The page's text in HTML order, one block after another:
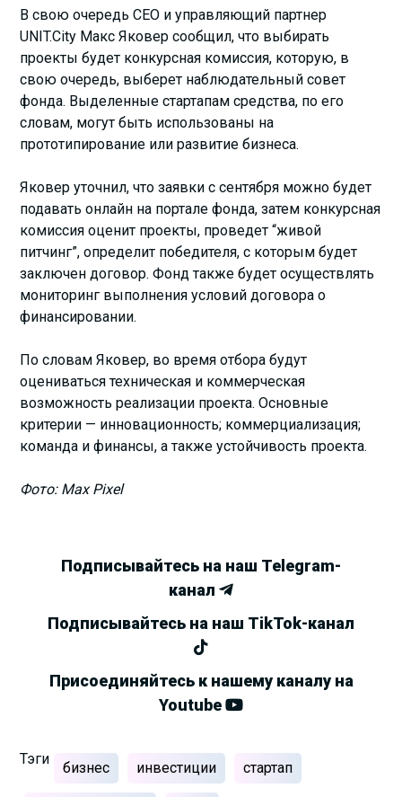
В свою очередь СЕО и управляющий партнер
UNIT.City Макс Яковер сообщил, что выбирать
проекты будет конкурсная комиссия, которую, в
свою очередь, выберет наблюдательный совет
фонда. Выделенные стартапам средства, по его
словам, могут быть использованы на
прототипирование или развитие бизнеса.
Яковер уточнил, что заявки с сентября можно будет
подавать онлайн на портале фонда, затем конкурсная
комиссия оценит проекты, проведет “живой
питчинг”, определит победителя, с которым будет
заключен договор. Фонд также будет осуществлять
мониторинг выполнения условий договора о
финансировании.
По словам Яковер, во время отбора будут
оцениваться техническая и коммерческая
возможность реализации проекта. Основные
критерии — инновационность; коммерциализация;
команда и финансы, а также устойчивость проекта.
Фото: Max Pixel
Подписывайтесь на наш Telegram-
канал
Подписывайтесь на наш TikTok-канал
Присоединяйтесь к нашему каналу на
Youtube
Тэги
бизнес инвестиции стартап